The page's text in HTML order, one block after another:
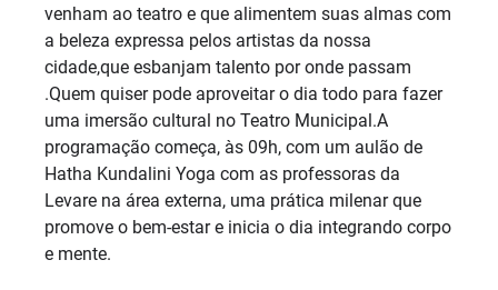
venham ao teatro e que alimentem suas almas com
a beleza expressa pelos artistas da nossa
cidade,que esbanjam talento por onde passam
.Quem quiser pode aproveitar o dia todo para fazer
uma imersão cultural no Teatro Municipal.A
programação começa, às 09h, com um aulão de
Hatha Kundalini Yoga com as professoras da
Levare na área externa, uma prática milenar que
promove o bem-estar e inicia o dia integrando corpo
e mente.